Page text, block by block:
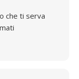
che ti serva